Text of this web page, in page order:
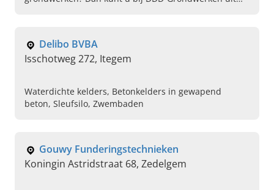
Delibo BVBA
Isschotweg 272, Itegem
Waterdichte kelders, Betonkelders in gewapend
beton, Sleufsilo, Zwembaden
Gouwy Funderingstechnieken
Koningin Astridstraat 68, Zedelgem